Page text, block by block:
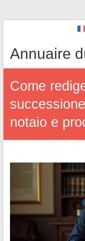
Annuaire
Come
notaio e